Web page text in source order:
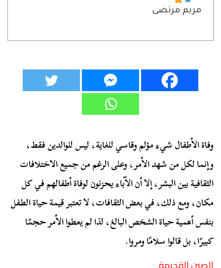
مريم مرتضى
وفاة الأطفال شيء مؤلم وقاسي للغاية، ليس للوالدين فقط،
وإنما لكل من شهد الأمر، وعلى الرغم من جميع الاختلافات
الثقافية بين البشر، إلا أن الآباء يحزنون لوفاة أطفالهم في كل
مكان، ومع ذلك، في بعض الثقافات، لا تعتبر قيمة حياة الطفل
بنفس أهمية حياة الشخص البالغ، لذا لم يعطوا الأمر حجمًا
كبيرًا، بل قالوا سلامًا ومروا.